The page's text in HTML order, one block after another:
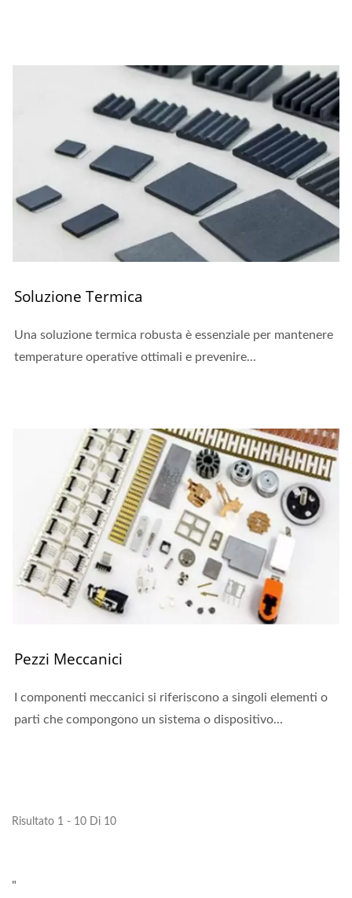
Soluzione Termica
Una soluzione termica robusta è essenziale per mantenere
temperature operative ottimali e prevenire...
Pezzi Meccanici
I componenti meccanici si riferiscono a singoli elementi o
parti che compongono un sistema o dispositivo...
Risultato 1 - 10 Di 10
"